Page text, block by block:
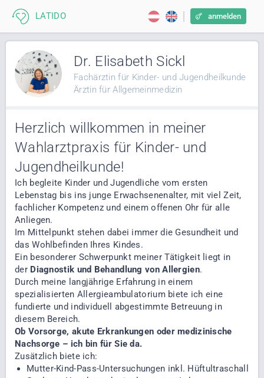
anmelden
Dr. Elisabeth Sickl
Fachärztin für Kinder- und Jugendheilkunde
Ärztin für Allgemeinmedizin
Herzlich willkommen in meiner
Wahlarztpraxis für Kinder- und
Jugendheilkunde!
Ich begleite Kinder und Jugendliche vom ersten
Lebenstag bis ins junge Erwachsenenalter, mit viel Zeit,
fachlicher Kompetenz und einem offenen Ohr für alle
Anliegen.
Im Mittelpunkt stehen dabei immer die Gesundheit und
das Wohlbefinden Ihres Kindes.
Ein besonderer Schwerpunkt meiner Tätigkeit liegt in
der Diagnostik und Behandlung von Allergien.
Durch meine langjährige Erfahrung in einem
spezialisierten Allergieambulatorium biete ich eine
fundierte und individuell abgestimmte Betreuung in
diesem Bereich.
Ob Vorsorge, akute Erkrankungen oder medizinische
Nachsorge – ich bin für Sie da.
Zusätzlich biete ich:
Mutter-Kind-Pass-Untersuchungen inkl. Hüftultraschall